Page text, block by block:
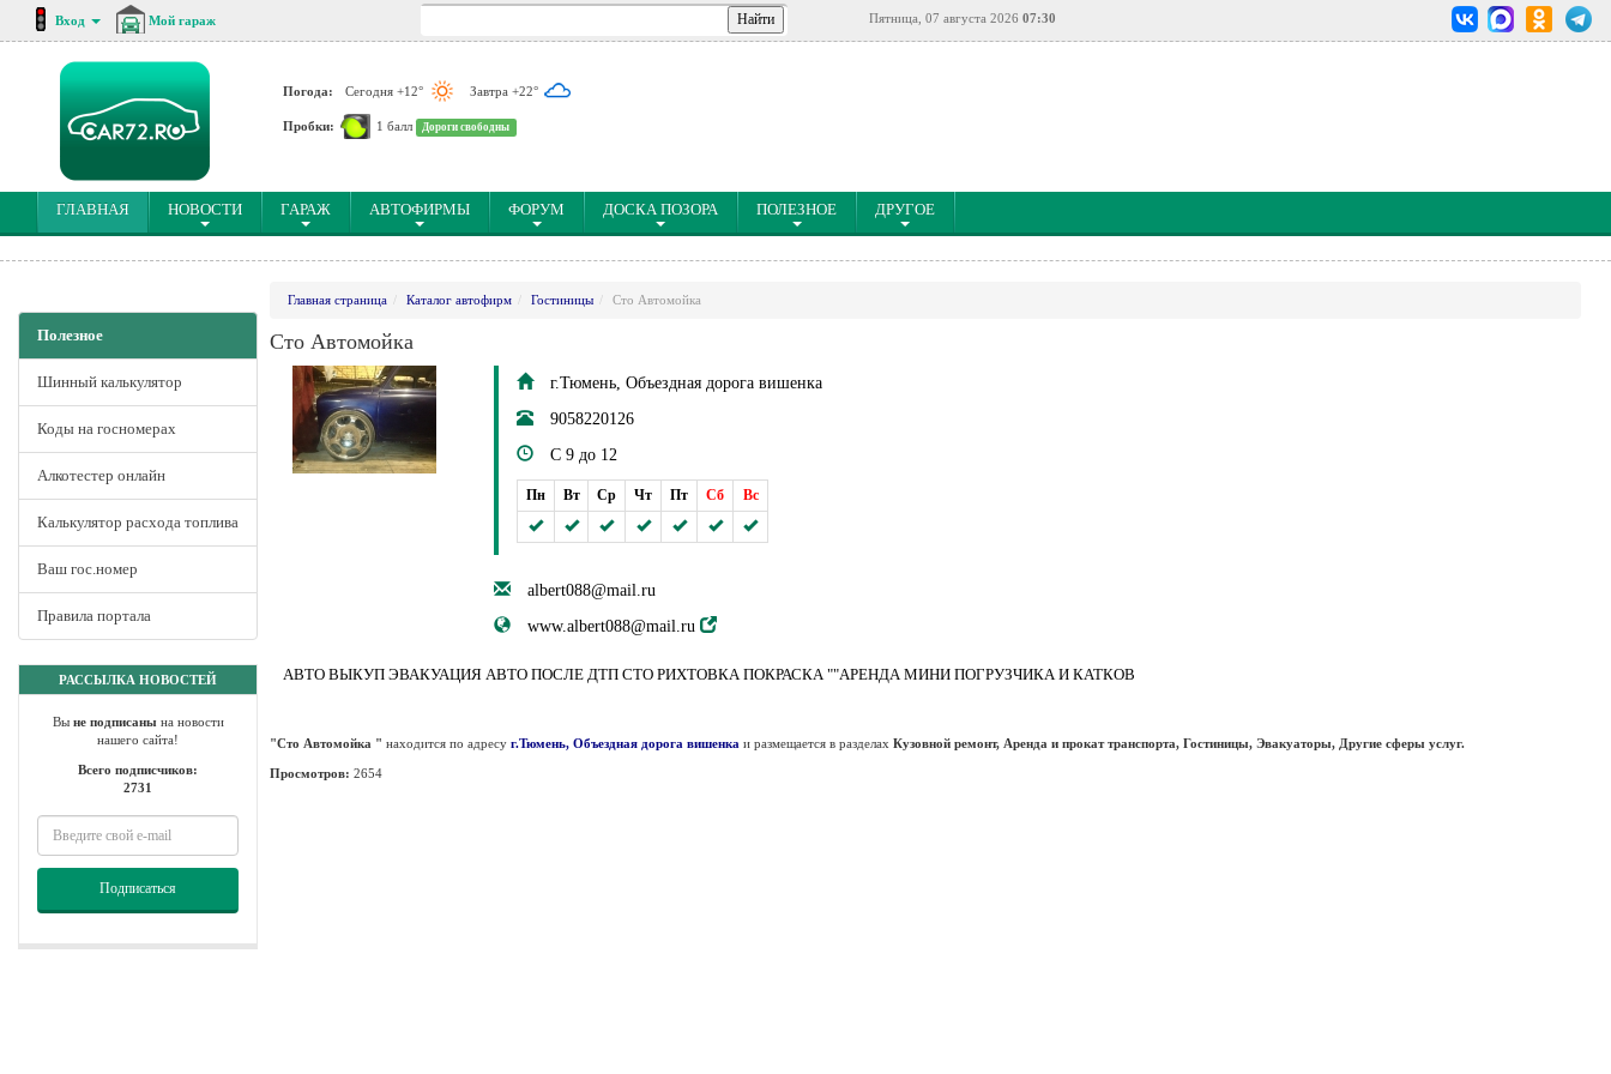
Вход Мой гараж Пятница, 07 августа 2026 07:30
Погода: Сегодня +12° Завтра +22°
Пробки: 1 балл Дороги свободны
ГЛАВНАЯ(CURRENT)
НОВОСТИ ГАРАЖ АВТОФИРМЫ ФОРУМ ДОСКА ПОЗОРА ПОЛЕЗНОЕ ДРУГОЕ
Полезное
Шинный калькулятор
Коды на госномерах
Алкотестер онлайн
Калькулятор расхода топлива
Ваш гос.номер
Правила портала
РАССЫЛКА НОВОСТЕЙ
Вы не подписанына новости
нашего сайта!
Всего подписчиков:
2731
Подписаться
Главная страница Каталог автофирм Гостиницы Сто Автомойка
Сто Автомойка
г.Тюмень, Объездная дорога вишенка
9058220126
С 9 до 12
Пн Вт Ср Чт Пт Сб Вс
albert088@mail.ru
www.albert088@mail.ru
АВТО ВЫКУП ЭВАКУАЦИЯ АВТО ПОСЛЕ ДТП СТО РИХТОВКА ПОКРАСКА ""АРЕНДА МИНИ ПОГРУЗЧИКА И КАТКОВ
"Сто Автомойка " находится по адресу г.Тюмень, Объездная дорога вишенка и размещается в разделах Кузовной ремонт, Аренда и прокат транспорта, Гостиницы, Эвакуаторы, Другие сферы услуг.
Просмотров: 2654